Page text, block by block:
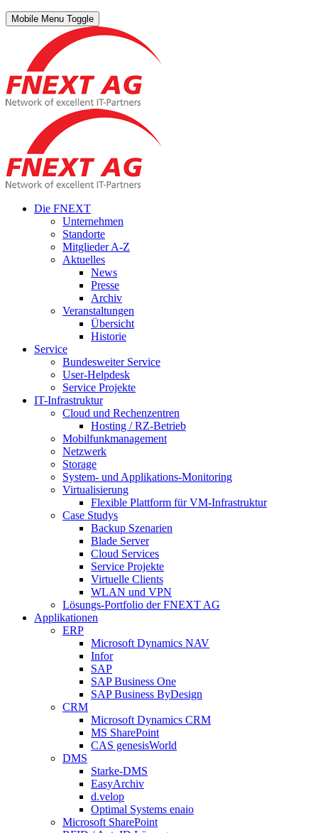
Mobile Menu Toggle
Die FNEXT
Unternehmen
Standorte
Mitglieder A-Z
Aktuelles
News
Presse
Archiv
Veranstaltungen
Übersicht
Historie
Service
Bundesweiter Service
User-Helpdesk
Service Projekte
IT-Infrastruktur
Cloud und Rechenzentren
Hosting / RZ-Betrieb
Mobilfunkmanagement
Netzwerk
Storage
System- und Applikations-Monitoring
Virtualisierung
Flexible Plattform für VM-Infrastruktur
Case Studys
Backup Szenarien
Blade Server
Cloud Services
Service Projekte
Virtuelle Clients
WLAN und VPN
Lösungs-Portfolio der FNEXT AG
Applikationen
ERP
Microsoft Dynamics NAV
Infor
SAP
SAP Business One
SAP Business ByDesign
CRM
Microsoft Dynamics CRM
MS SharePoint
CAS genesisWorld
DMS
Starke-DMS
EasyArchiv
d.velop
Optimal Systems enaio
Microsoft SharePoint